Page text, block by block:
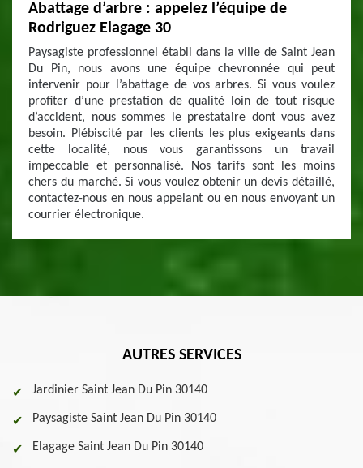
Abattage d’arbre : appelez l’équipe de
Rodriguez Elagage 30
Paysagiste professionnel établi dans la ville de Saint Jean
Du Pin, nous avons une équipe chevronnée qui peut
intervenir pour l’abattage de vos arbres. Si vous voulez
profiter d’une prestation de qualité loin de tout risque
d’accident, nous sommes le prestataire dont vous avez
besoin. Plébiscité par les clients les plus exigeants dans
cette localité, nous vous garantissons un travail
impeccable et personnalisé. Nos tarifs sont les moins
chers du marché. Si vous voulez obtenir un devis détaillé,
contactez-nous en nous appelant ou en nous envoyant un
courrier électronique.
AUTRES SERVICES
Jardinier Saint Jean Du Pin 30140
Paysagiste Saint Jean Du Pin 30140
Elagage Saint Jean Du Pin 30140